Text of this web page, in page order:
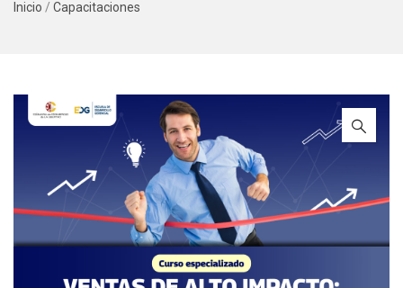
Inicio / Capacitaciones